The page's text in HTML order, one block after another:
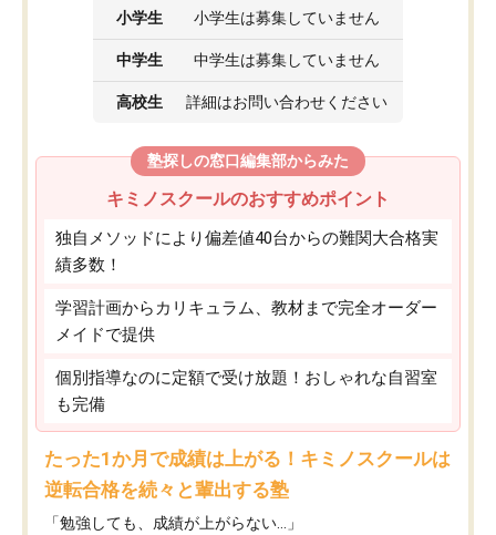
小学生 小学生は募集していません
中学生 中学生は募集していません
高校生 詳細はお問い合わせください
塾探しの窓口編集部からみた
キミノスクールのおすすめポイント
独自メソッドにより偏差値40台からの難関大合格実
績多数！
学習計画からカリキュラム、教材まで完全オーダー
メイドで提供
個別指導なのに定額で受け放題！おしゃれな自習室
も完備
たった1か月で成績は上がる！キミノスクールは
逆転合格を続々と輩出する塾
「勉強しても、成績が上がらない…」